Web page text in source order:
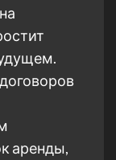
аренды,